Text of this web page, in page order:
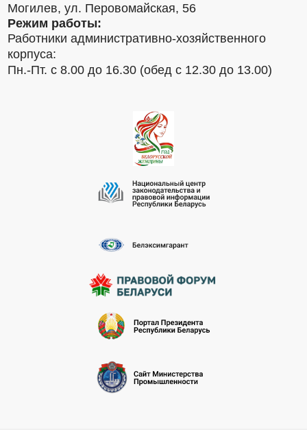
Могилев, ул. Перовомайская, 56
Режим работы:
Работники административно-хозяйственного
корпуса:
Пн.-Пт. с 8.00 до 16.30 (обед с 12.30 до 13.00)